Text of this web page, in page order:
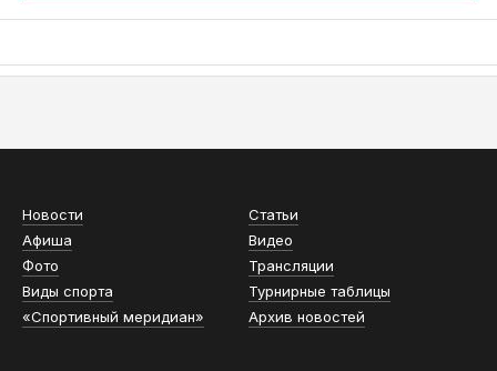
Новости
Статьи
Афиша
Видео
Фото
Трансляции
Виды спорта
Турнирные таблицы
«Спортивный меридиан»
Архив новостей